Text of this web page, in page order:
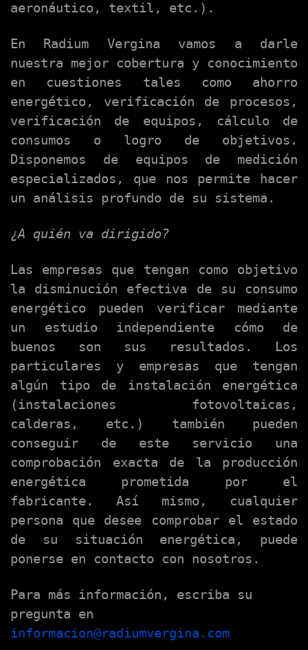
aeronáutico, textil, etc.).
En Radium Vergina vamos a darle
nuestra mejor cobertura y conocimiento
en cuestiones tales como ahorro
energético, verificación de procesos,
verificación de equipos, cálculo de
consumos o logro de objetivos.
Disponemos de equipos de medición
especializados, que nos permite hacer
un análisis profundo de su sistema.
¿A quién va dirigido?
Las empresas que tengan como objetivo
la disminución efectiva de su consumo
energético pueden verificar mediante
un estudio independiente cómo de
buenos son sus resultados. Los
particulares y empresas que tengan
algún tipo de instalación energética
(instalaciones fotovoltaicas,
calderas, etc.) también pueden
conseguir de este servicio una
comprobación exacta de la producción
energética prometida por el
fabricante. Así mismo, cualquier
persona que desee comprobar el estado
de su situación energética, puede
ponerse en contacto con nosotros.
Para más información, escriba su
pregunta en
informacion@radiumvergina.com